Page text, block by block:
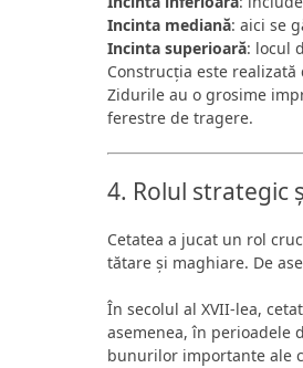
Incinta mediană: aici se
Incinta superioară: locul
Construcția este
Zidurile au o grosime
ferestre de tragere.
4. Rolul strategic
Cetatea a jucat un rol
tătare și maghiare. De
În secolul al XVII-lea,
asemenea, în perioadele
bunurilor importante ale